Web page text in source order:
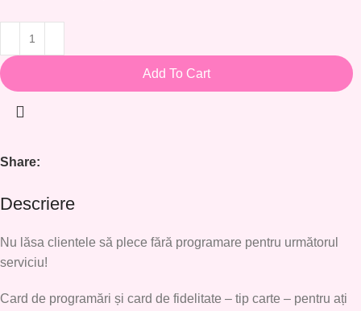
Add To Cart
Share:
Descriere
Nu lăsa clientele să plece fără programare pentru următorul
serviciu!
Card de programări și card de fidelitate – tip carte – pentru ați